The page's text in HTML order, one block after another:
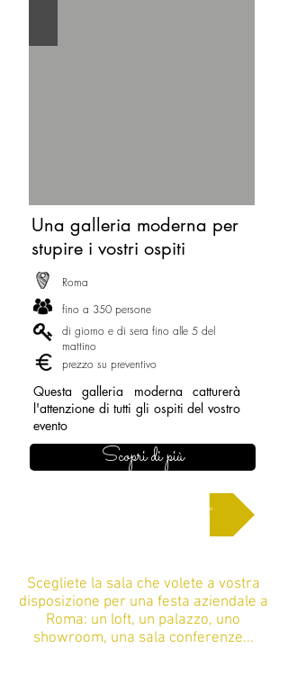
Una galleria moderna per
stupire i vostri ospiti
Roma
fino a 350 persone
di giorno e di sera fino alle 5 del
mattino
prezzo su preventivo
Questa galleria moderna catturerà
l'attenzione di tutti gli ospiti del vostro
evento
Scopri di più
Chiedi un preventivo
Scegliete la sala che volete a vostra
disposizione per una festa aziendale a
Roma: un loft, un palazzo, uno
showroom, una sala conferenze...